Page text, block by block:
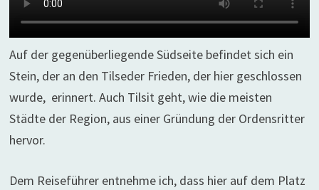
Auf der gegenüberliegende Südseite befindet sich ein
Stein, der an den Tilseder Frieden, der hier geschlossen
wurde, erinnert. Auch Tilsit geht, wie die meisten
Städte der Region, aus einer Gründung der Ordensritter
hervor.
Dem Reiseführer entnehme ich, dass hier auf dem Platz